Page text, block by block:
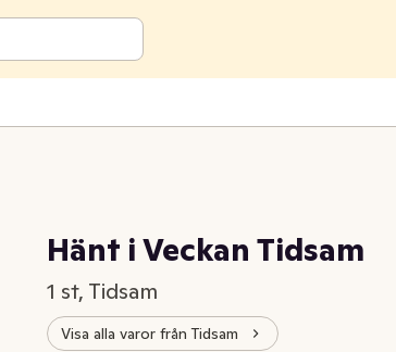
Hänt i Veckan Tidsam
1 st, Tidsam
Visa alla varor från Tidsam